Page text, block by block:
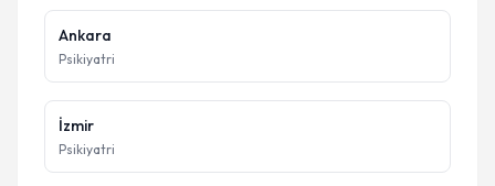
Ankara
Psikiyatri
İzmir
Psikiyatri